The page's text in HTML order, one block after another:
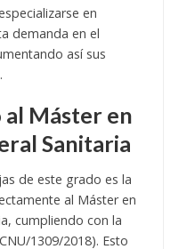
en
demanda en el
así sus
Máster en
Sanitaria
de este grado es la
al Máster en
cumpliendo con la
1309/2018). Esto